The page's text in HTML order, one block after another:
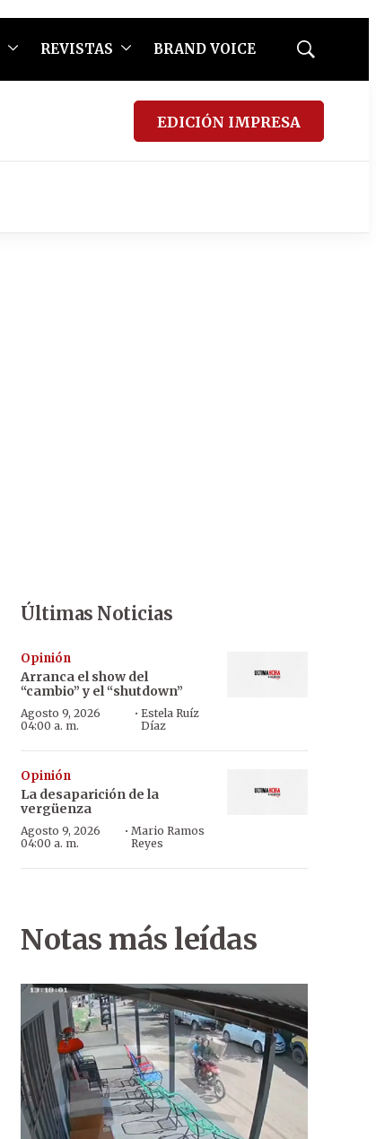
REVISTAS BRAND VOICE
Mostrar
EDICIÓN IMPRESA
Últimas Noticias
Opinión
Arranca el show del
“cambio” y el “shutdown”
Agosto 9, 2026
04:00 a. m.
·Estela Ruíz
Díaz
Opinión
La desaparición de la
vergüenza
Agosto 9, 2026
04:00 a. m.
· Mario Ramos
Reyes
Notas más leídas